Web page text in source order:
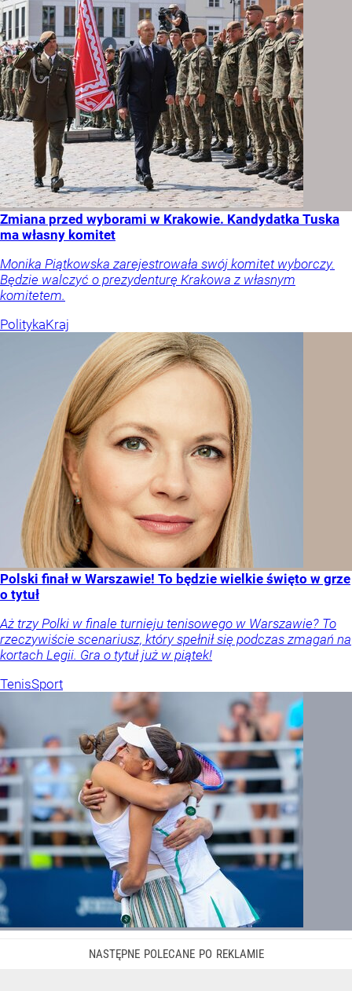
Zmiana przed wyborami w Krakowie. Kandydatka Tuska
ma własny komitet
Monika Piątkowska zarejestrowała swój komitet wyborczy.
Będzie walczyć o prezydenturę Krakowa z własnym
komitetem.
PolitykaKraj
Polski finał w Warszawie! To będzie wielkie święto w grze
o tytuł
Aż trzy Polki w finale turnieju tenisowego w Warszawie? To
rzeczywiście scenariusz, który spełnił się podczas zmagań na
kortach Legii. Gra o tytuł już w piątek!
TenisSport